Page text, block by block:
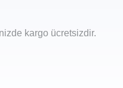
kargo ücretsizdir.